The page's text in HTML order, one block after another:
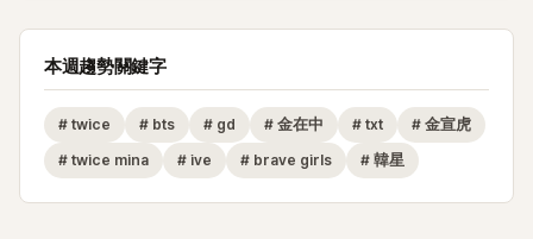
本週趨勢關鍵字
# twice # bts # gd # 金在中 # txt # 金宣虎
# twice mina # ive # brave girls # 韓星